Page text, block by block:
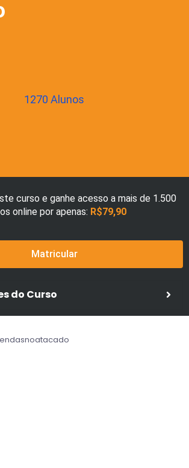
1270 Alunos
curso e ganhe acesso a mais de 1.500
online por apenas: R$79,90
Matricular
do Curso